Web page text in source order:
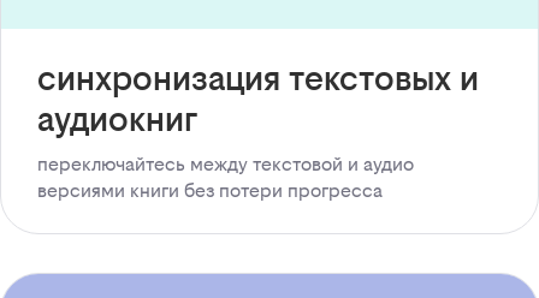
синхронизация текстовых и
аудиокниг
переключайтесь между текстовой и аудио
версиями книги без потери прогресса